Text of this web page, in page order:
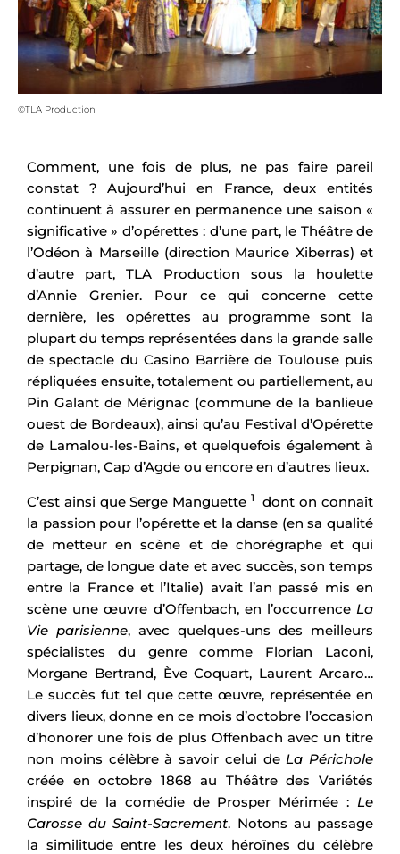
©TLA Production
Comment, une fois de plus, ne pas faire pareil
constat ? Aujourd’hui en France, deux entités
continuent à assurer en permanence une saison «
significative » d’opérettes : d’une part, le Théâtre de
l’Odéon à Marseille (direction Maurice Xiberras) et
d’autre part, TLA Production sous la houlette
d’Annie Grenier. Pour ce qui concerne cette
dernière, les opérettes au programme sont la
plupart du temps représentées dans la grande salle
de spectacle du Casino Barrière de Toulouse puis
répliquées ensuite, totalement ou partiellement, au
Pin Galant de Mérignac (commune de la banlieue
ouest de Bordeaux), ainsi qu’au Festival d’Opérette
de Lamalou-les-Bains, et quelquefois également à
Perpignan, Cap d’Agde ou encore en d’autres lieux.
C’est ainsi que Serge Manguette 1
dont on connaît
la passion pour l’opérette et la danse (en sa qualité
de metteur en scène et de chorégraphe et qui
partage, de longue date et avec succès, son temps
entre la France et l’Italie) avait l’an passé mis en
scène une œuvre d’Offenbach, en l’occurrence La
Vie parisienne, avec quelques-uns des meilleurs
spécialistes du genre comme Florian Laconi,
Morgane Bertrand, Ève Coquart, Laurent Arcaro…
Le succès fut tel que cette œuvre, représentée en
divers lieux, donne en ce mois d’octobre l’occasion
d’honorer une fois de plus Offenbach avec un titre
non moins célèbre à savoir celui de La Périchole
créée en octobre 1868 au Théâtre des Variétés
inspiré de la comédie de Prosper Mérimée : Le
Carosse du Saint-Sacrement. Notons au passage
la similitude entre les deux héroïnes du célèbre